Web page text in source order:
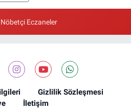
Eczaneler
Gizlilik Sözleşmesi
İletişim